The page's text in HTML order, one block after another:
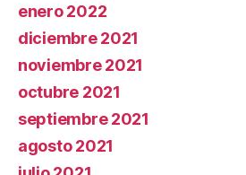
enero 2022
diciembre 2021
noviembre 2021
octubre 2021
septiembre 2021
agosto 2021